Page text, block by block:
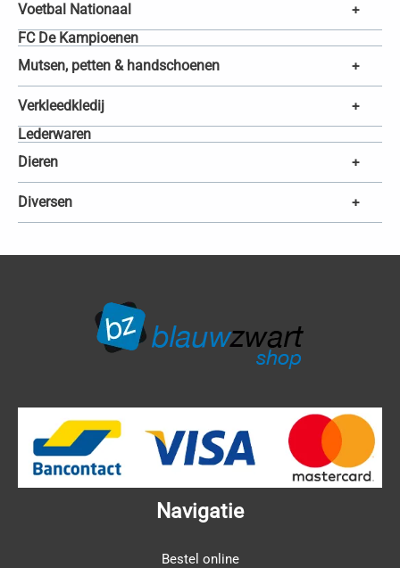
Voetbal Nationaal +
FC De Kampioenen
Mutsen, petten & handschoenen
+
Verkleedkledij +
Lederwaren
Dieren
+
Diversen +
Navigatie
Bestel online